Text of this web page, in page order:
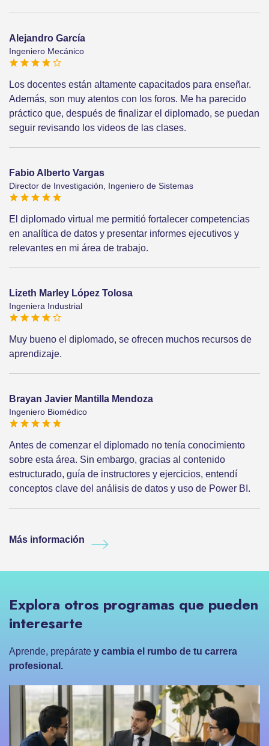
Alejandro García
Ingeniero Mecánico
Los docentes están altamente capacitados para enseñar.
Además, son muy atentos con los foros. Me ha parecido
práctico que, después de finalizar el diplomado, se puedan
seguir revisando los videos de las clases.
Fabio Alberto Vargas
Director de Investigación, Ingeniero de Sistemas
El diplomado virtual me permitió fortalecer competencias
en analítica de datos y presentar informes ejecutivos y
relevantes en mi área de trabajo.
Lizeth Marley López Tolosa
Ingeniera Industrial
Muy bueno el diplomado, se ofrecen muchos recursos de
aprendizaje.
Brayan Javier Mantilla Mendoza
Ingeniero Biomédico
Antes de comenzar el diplomado no tenía conocimiento
sobre esta área. Sin embargo, gracias al contenido
estructurado, guía de instructores y ejercicios, entendí
conceptos clave del análisis de datos y uso de Power BI.
Más información
Explora otros programas que pueden
interesarte
Aprende, prepárate y cambia el rumbo de tu carrera
profesional.